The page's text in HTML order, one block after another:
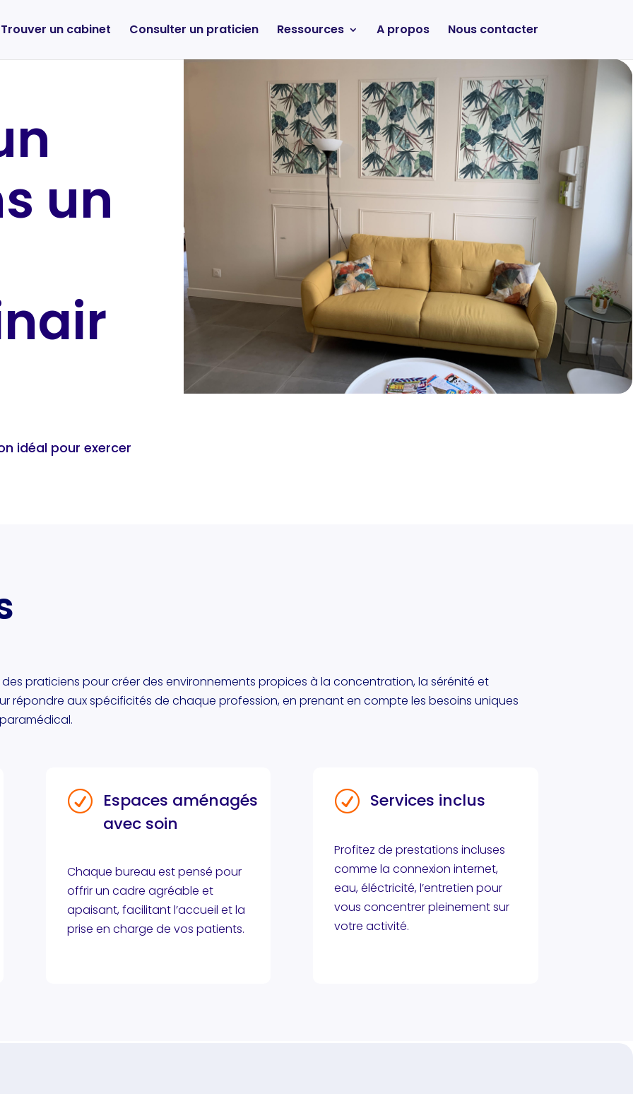
Trouver un cabinet Consulter un praticien Ressources A propos Nous contacter
un
idéal pour exercer
praticiens pour créer des environnements propices à la concentration, la sérénité et
répondre aux spécificités de chaque profession, en prenant en compte les besoins uniques
R Espaces aménagés
avec soin
Chaque bureau est pensé pour
offrir un cadre agréable et
apaisant, facilitant l’accueil et la
prise en charge de vos patients.
R Services inclus
Profitez de prestations incluses
comme la connexion internet,
eau, éléctricité, l’entretien pour
vous concentrer pleinement sur
votre activité.